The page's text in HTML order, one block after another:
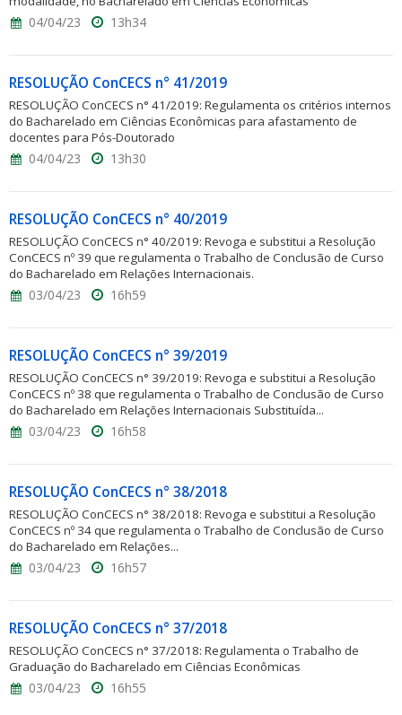
04/04/23 13h34
RESOLUÇÃO ConCECS n° 41/2019
RESOLUÇÃO ConCECS n° 41/2019: Regulamenta os critérios internos
do Bacharelado em Ciências Econômicas para afastamento de
docentes para Pós-Doutorado
04/04/23 13h30
RESOLUÇÃO ConCECS n° 40/2019
RESOLUÇÃO ConCECS n° 40/2019: Revoga e substitui a Resolução
ConCECS nº 39 que regulamenta o Trabalho de Conclusão de Curso
do Bacharelado em Relações Internacionais.
03/04/23 16h59
RESOLUÇÃO ConCECS n° 39/2019
RESOLUÇÃO ConCECS n° 39/2019: Revoga e substitui a Resolução
ConCECS nº 38 que regulamenta o Trabalho de Conclusão de Curso
do Bacharelado em Relações Internacionais Substituída...
03/04/23 16h58
RESOLUÇÃO ConCECS n° 38/2018
RESOLUÇÃO ConCECS n° 38/2018: Revoga e substitui a Resolução
ConCECS nº 34 que regulamenta o Trabalho de Conclusão de Curso
do Bacharelado em Relações...
03/04/23 16h57
RESOLUÇÃO ConCECS n° 37/2018
RESOLUÇÃO ConCECS n° 37/2018: Regulamenta o Trabalho de
Graduação do Bacharelado em Ciências Econômicas
03/04/23 16h55